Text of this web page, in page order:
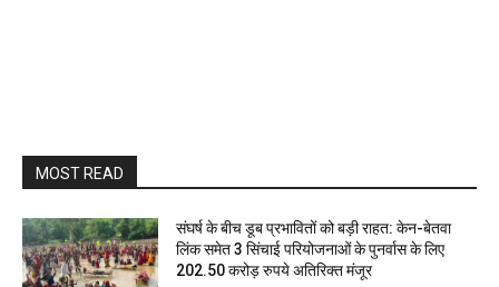
MOST READ
संघर्ष के बीच डूब प्रभावितों को बड़ी राहत: केन-बेतवा
लिंक समेत 3 सिंचाई परियोजनाओं के पुनर्वास के लिए
202.50 करोड़ रुपये अतिरिक्त मंजूर